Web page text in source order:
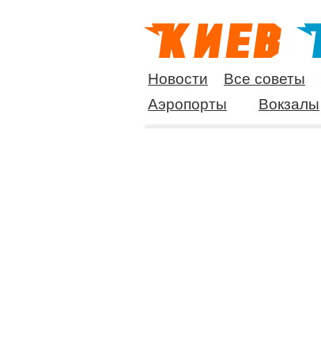
Новости Все советы
Аэропорты
Вокзалы